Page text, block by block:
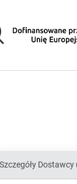
Szczegóły Dostawcy